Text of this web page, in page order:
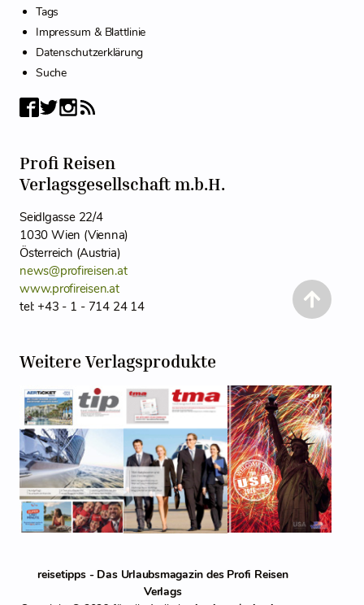
Tags
Impressum & Blattlinie
Datenschutzerklärung
Suche
Profi Reisen
Verlagsgesellschaft m.b.H.
Seidlgasse 22/4
1030 Wien (Vienna)
Österreich (Austria)
news@profireisen.at
www.profireisen.at
tel: +43 - 1 - 714 24 14
Weitere Verlagsprodukte
reisetipps - Das Urlaubsmagazin des Profi Reisen
Verlags